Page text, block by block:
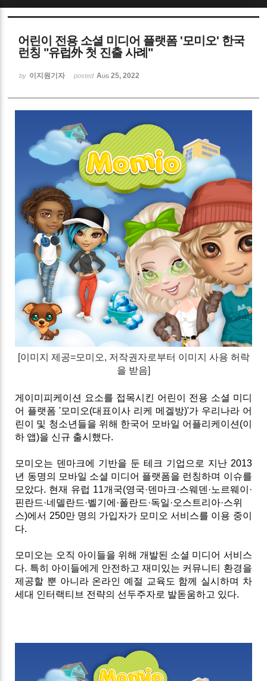
어린이 전용 소셜 미디어 플랫폼 '모미오' 한국
런칭 "유럽外 첫 진출 사례"
by 이지원기자 posted Aug 25, 2022
[이미지 제공=모미오, 저작권자로부터 이미지 사용 허락
을 받음]
게이미피케이션 요소를 접목시킨 어린이 전용 소셜 미디
어 플랫폼 '모미오(대표이사 리케 메겔방)'가 우리나라 어
린이
및 청소년들을 위해 한국어 모바일 어플리케이션 (이
하 앱)을 신규 출시했다.
모미오는 덴마크에 기반을 둔 테크 기업으로 지난2013
년 동명의 모바일 소셜 미디어 플랫폼을 런칭하며 이슈를
모았다. 현재 유럽 11개국(영국·덴마크·스웨덴 ·노르웨이 ·
핀란드·네델란드·벨기에 ·폴란드·독일·오스트리아·스위
스)에서 250만 명의 가입자가 모미오 서비스를 이용 중이
다.
모미오는 오직 아이들을 위해 개발된 소셜 미디어 서비스
다. 특히 아이들에게 안전하고 재미있는 커뮤니티
환경을
제공할 뿐 아니라 온라인 예절 교육도 함께 실시하며 차
세대 인터랙티브 전략의 선두주자로 발돋움하고 있다.
Sketchbook5, 스케치북5
Sketchbook5, 스케치북5